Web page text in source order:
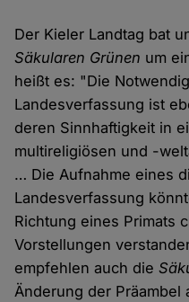
Der Kieler Landtag bat
Säkularen Grünen um
heißt es: "Die
Landesverfassung ist
deren Sinnhaftigkeit in
multireligiösen und -
… Die Aufnahme eines
Landesverfassung
Richtung eines Primats
Vorstellungen
empfehlen auch die
Änderung der Präambel